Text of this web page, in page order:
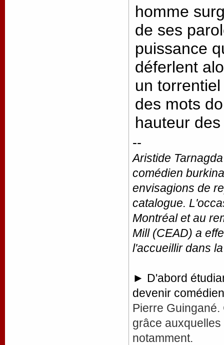
homme
de ses
puissance
déferlent
un
des mots
hauteur
--
Aristide
comédien
envisagions de
catalogue.
Montréal et au
Mill (CEAD) a
l'accueillir dans
► D'abord
devenir
Pierre
grâce
notamment.